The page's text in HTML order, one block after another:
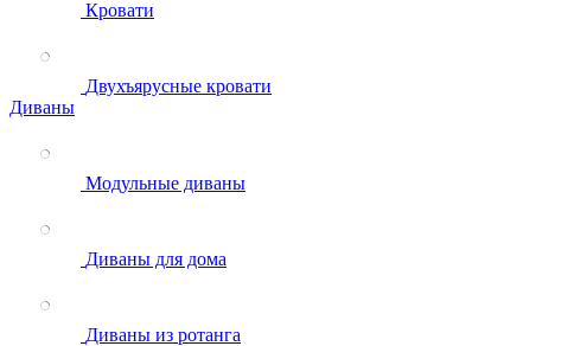
Кровати
Двухъярусные кровати
Диваны
Модульные диваны
Диваны для дома
Диваны из ротанга